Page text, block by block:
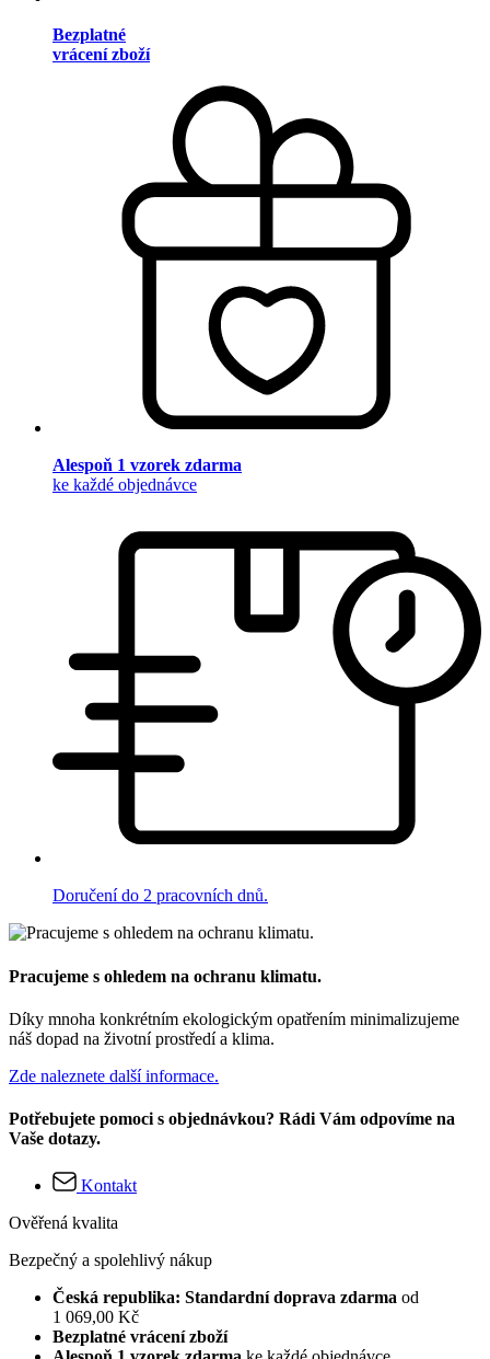
Bezplatné
vrácení zboží
Alespoň 1 vzorek zdarma
ke každé objednávce
Doručení do 2 pracovních dnů.
Pracujeme s ohledem na ochranu klimatu.
Díky mnoha konkrétním ekologickým opatřením minimalizujeme
náš dopad na životní prostředí a klima.
Zde naleznete další informace.
Potřebujete pomoci s objednávkou? Rádi Vám odpovíme na
Vaše dotazy.
Kontakt
Ověřená kvalita
Bezpečný a spolehlivý nákup
Česká republika: Standardní doprava zdarma od
1 069,00 Kč
Bezplatné vrácení zboží